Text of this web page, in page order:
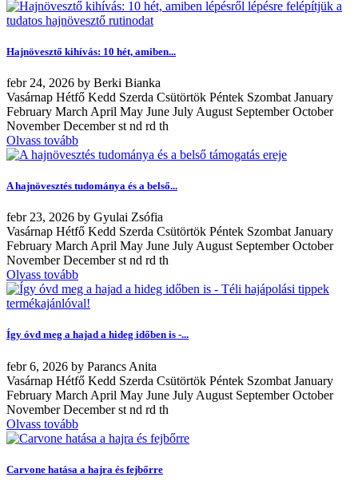
Hajnövesztő kihívás: 10 hét, amiben...
febr 24, 2026 by Berki Bianka
Vasárnap Hétfő Kedd Szerda Csütörtök Péntek Szombat January
February March April May June July August September October
November December st nd rd th
Olvass tovább
A hajnövesztés tudománya és a belső...
febr 23, 2026 by Gyulai Zsófia
Vasárnap Hétfő Kedd Szerda Csütörtök Péntek Szombat January
February March April May June July August September October
November December st nd rd th
Olvass tovább
Így óvd meg a hajad a hideg időben is -...
febr6, 2026 by Parancs Anita
Vasárnap Hétfő Kedd Szerda Csütörtök Péntek Szombat January
February March April May June July August September October
November December st nd rd th
Olvass tovább
Carvone hatása a hajra és fejbőrre